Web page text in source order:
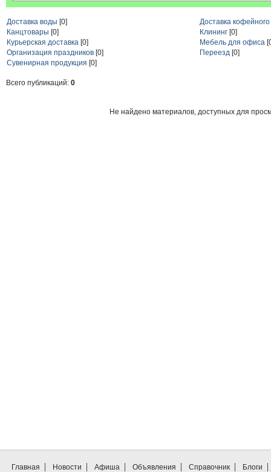
Доставка воды [0]
Доставка
Канцтовары [0] Клининг [0]
Курьерская доставка [0] Мебель для офиса
Организация праздников [0] Переезд [0]
Сувенирная продукция [0]
Всего публикаций: 0
Не найдено материалов, доступных для
Главная Новости Афиша Объявления Справочник
Блоги